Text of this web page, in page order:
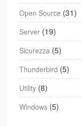
Open Source (31)
Server (19)
Sicurezza (5)
Thunderbird (5)
Utility (8)
Windows (5)